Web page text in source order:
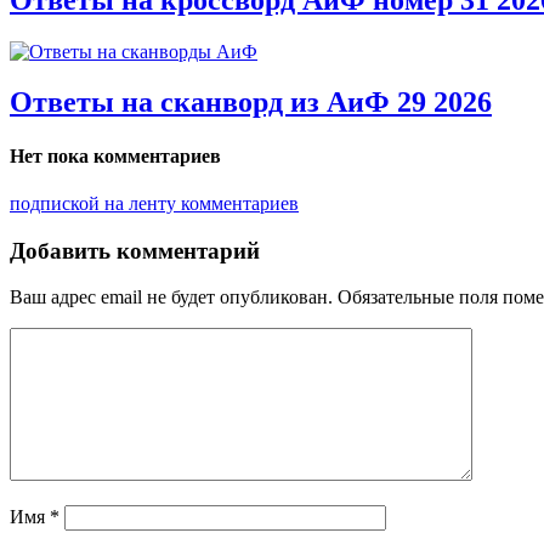
Ответы на сканворд из АиФ 29 2026
Нет пока комментариев
подпиской на ленту комментариев
Добавить комментарий
Ваш адрес email не будет опубликован. Обязательные поля
Имя *